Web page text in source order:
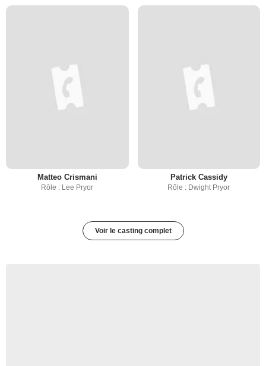
Matteo Crismani
Rôle : Lee Pryor
Patrick Cassidy
Rôle : Dwight Pryor
Voir le casting complet